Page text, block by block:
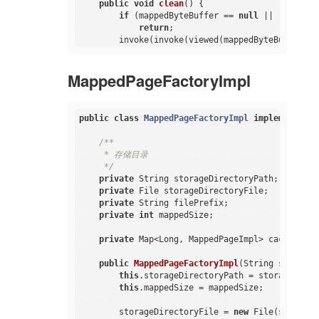
public void clean()
{
if (mappedByteBuffer == null ||
return;
        invoke(invoke(viewed(mappedByteBuffer),
private Object invoke (final Object target,
return AccessController.doPrivileged(
try {
Method method =
                    method.setAccessible(
                }
throw
new
                }
            }
        });
    }
private Method method (Object target, String
throws NoSuchMethodException
try
(NoSuchMethodException e) {
return
MappedPageFactoryImpl
public class MappedPageFactoryImpl implements
/**
     * 存储目录
     */
private String storageDirectoryPath;
private File storageDirectoryFile;
private String filePrefix;
private int mappedSize;
private Map<Long, MappedPageImpl> cache;
public MappedPageFactoryImpl(String
this.storageDirectoryPath =
this.mappedSize = mappedSize;
        storageDirectoryFile =
new